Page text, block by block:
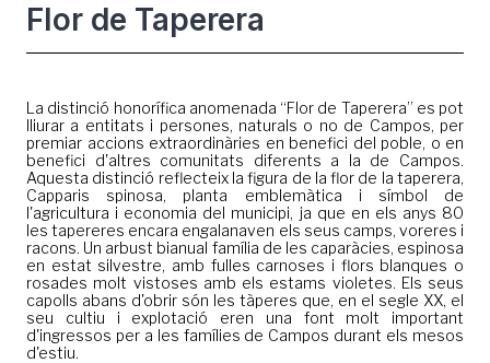
Flor de Taperera
La distinció honorífica anomenada “Flor de Taperera” es pot
lliurar a entitats i persones, naturals o no de Campos, per
premiar accions extraordinàries en benefici del poble, o en
benefici d'altres comunitats diferents a la de Campos.
Aquesta distinció reflecteix la figura de la flor de la taperera,
Capparis spinosa, planta emblemàtica i símbol de
l'agricultura i economia del municipi, ja que en els anys 80
les tapereres encara engalanaven els seus camps, voreres i
racons. Un arbust bianual família de les caparàcies, espinosa
en estat silvestre, amb fulles carnoses i flors blanques o
rosades molt vistoses amb els estams violetes. Els seus
capolls abans d'obrir són les tàperes que, en el segle XX, el
seu cultiu i explotació eren una font molt important
d'ingressos per a les famílies de Campos durant els mesos
d'estiu.